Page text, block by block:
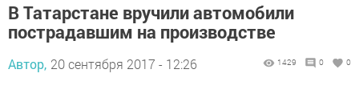
В Татарстане вручили автомобили
пострадавшим на производстве
Автор, 20 сентября 2017 - 12:26 1429 0 0